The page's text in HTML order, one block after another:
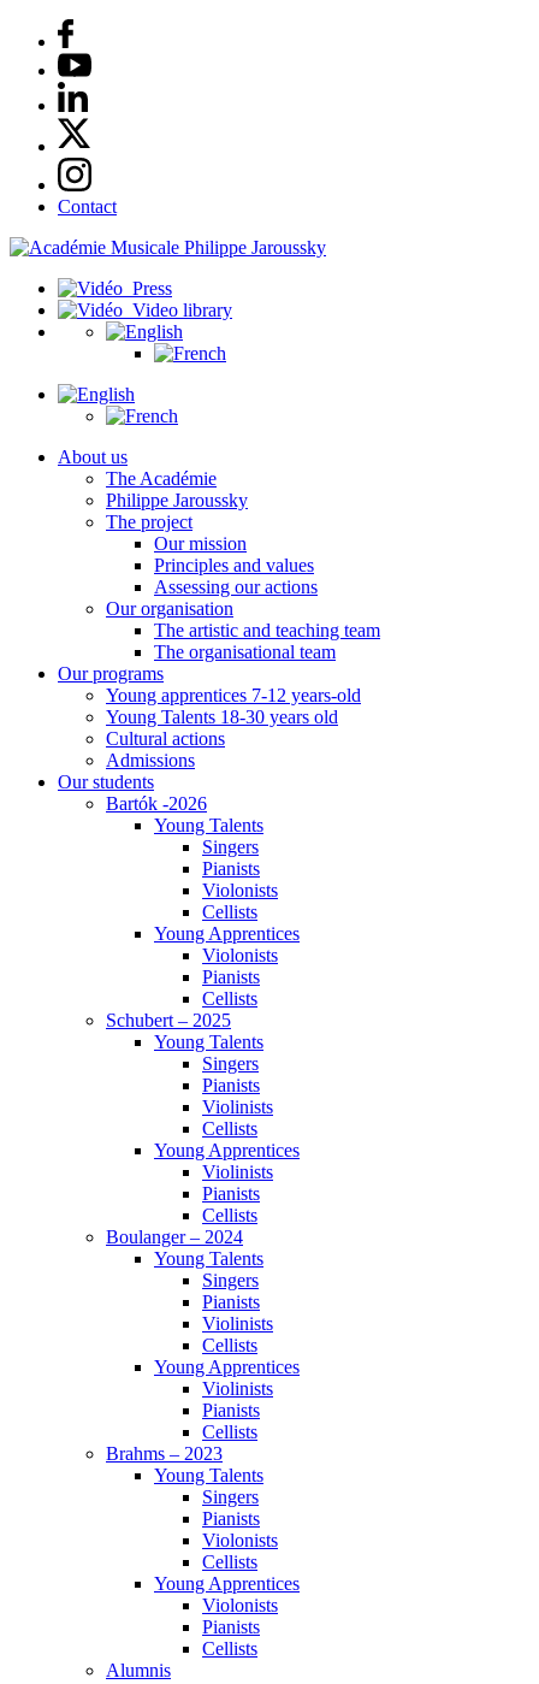
Contact
Press
Video library
About us
The Académie
Philippe Jaroussky
The project
Our mission
Principles and values
Assessing our actions
Our organisation
The artistic and teaching team
The organisational team
Our programs
Young apprentices 7-12 years-old
Young Talents 18-30 years old
Cultural actions
Admissions
Our students
Bartók -2026
Young Talents
Singers
Pianists
Violonists
Cellists
Young Apprentices
Violonists
Pianists
Cellists
Schubert – 2025
Young Talents
Singers
Pianists
Violinists
Cellists
Young Apprentices
Violinists
Pianists
Cellists
Boulanger – 2024
Young Talents
Singers
Pianists
Violinists
Cellists
Young Apprentices
Violinists
Pianists
Cellists
Brahms – 2023
Young Talents
Singers
Pianists
Violonists
Cellists
Young Apprentices
Violonists
Pianists
Cellists
Alumnis